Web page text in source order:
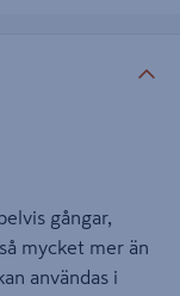
gångar,
mycket mer än
användas i